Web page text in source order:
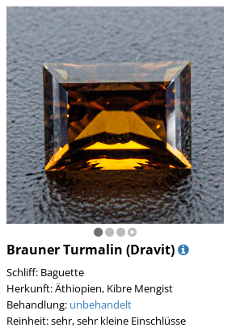
Brauner Turmalin (Dravit)
Schliff: Baguette
Herkunft: Äthiopien, Kibre Mengist
Behandlung: unbehandelt
Reinheit: sehr, sehr kleine Einschlüsse